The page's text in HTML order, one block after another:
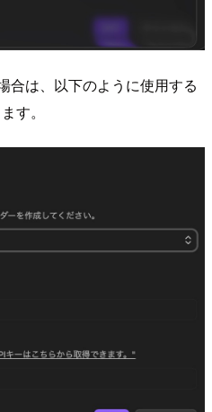
合は、以下のように使用する
す。